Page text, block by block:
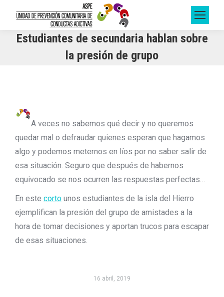
Estudiantes de secundaria hablan sobre
la presión de grupo
A veces no sabemos qué decir y no queremos
quedar mal o defraudar quienes esperan que hagamos
algo y podemos meternos en líos por no saber salir de
esa situación. Seguro que después de habernos
equivocado se nos ocurren las respuestas perfectas…
En este corto unos estudiantes de la isla del Hierro
ejemplifican la presión del grupo de amistades a la
hora de tomar decisiones y aportan trucos para escapar
de esas situaciones.
16 abril, 2019